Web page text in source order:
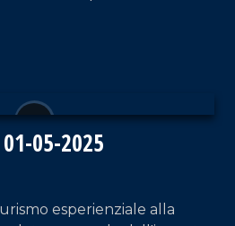
associazioni grecaniche si
05-2025
esperienziale alla